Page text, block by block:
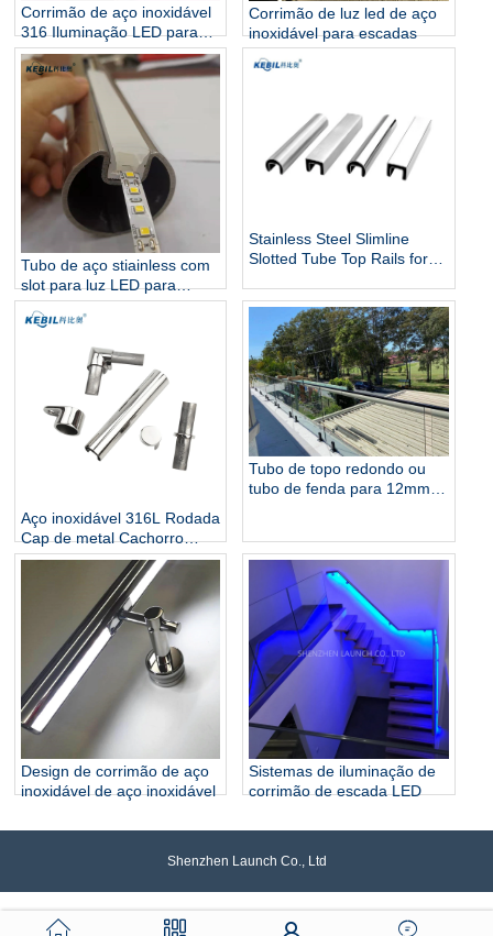
Corrimão de aço inoxidável
316 Iluminação LED para
corrimãos de escadas
Corrimão de luz led de aço
inoxidável para escadas
Tubo de aço stiainless com
slot para luz LED para
escadas e iluminação de
corrimãos
Stainless Steel Slimline
Slotted Tube Top Rails for
Fencing
Aço inoxidável 316L Rodada
Cap de metal Cachorro
Corrimão e acessórios para
corrimão de vidro
Tubo de topo redondo ou
tubo de fenda para 12mm
Design de corrimão de aço
inoxidável de aço inoxidável
Sistemas de iluminação de
corrimão de escada LED
Shenzhen Launch Co., Ltd